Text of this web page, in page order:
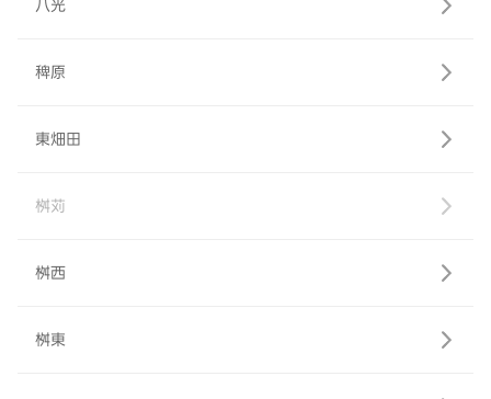
八光
稗原
東畑田
桝苅
桝西
桝東